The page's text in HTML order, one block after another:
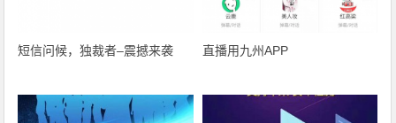
短信问候，独裁者–震撼来袭 直播用九州APP